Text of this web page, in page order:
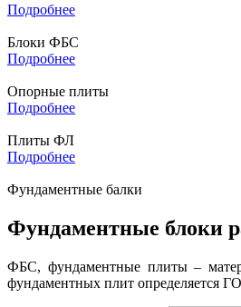
Подробнее
Блоки ФБС
Подробнее
Опорные плиты
Подробнее
Плиты ФЛ
Подробнее
Фундаментные балки
Фундаментные блоки
ФБС, фундаментные плиты –
фундаментных плит определяется